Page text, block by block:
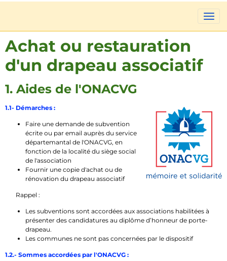
Achat ou restauration
d'un drapeau associatif
1. Aides de l'ONACVG
1.1- Démarches :
Faire une demande de subvention
écrite ou par email auprès du service
départemantal de l'ONACVG, en
fonction de la localité du siège social
de l'association
Fournir une copie d'achat ou de
rénovation du drapeau associatif
Rappel :
Les subventions sont accordées aux associations habilitées à
présenter des candidatures au diplôme d’honneur de porte-
drapeau.
Les communes ne sont pas concernées par le dispositif
1.2.- Sommes accordées par l'ONACVG :